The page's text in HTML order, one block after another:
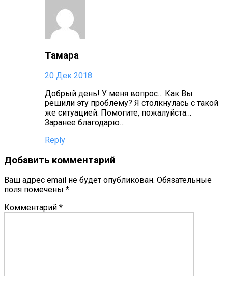
Тамара
20 Дек 2018
Добрый день! У меня вопрос… Как Вы
решили эту проблему? Я столкнулась с такой
же ситуацией. Помогите, пожалуйста…
Заранее благодарю…
Reply
Добавить комментарий
Ваш адрес email не будет опубликован. Обязательные
поля помечены *
Комментарий *